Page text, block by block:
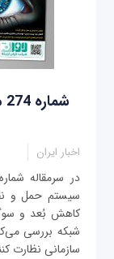
اخبار ایران
سیستم حمل و
کاهش بُعد و
شبکه بررسی
سازمانی نظارت